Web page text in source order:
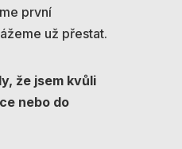
první
už přestat.
že jsem kvůli
nebo do